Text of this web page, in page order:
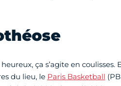
ça s’agite en coulisses.
du lieu, le Paris Basketball